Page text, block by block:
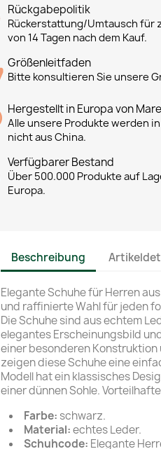
Rückgabepolitik
Rückerstattung/Umtausch für
von 14 Tagen nach dem Kauf.
Größenleitfaden
Bitte konsultieren Sie unsere
Hergestellt in Europa von
Alle unsere Produkte werden
nicht aus China.
Verfügbarer Bestand
Über 500.000 Produkte auf
Europa.
Beschreibung
Elegante Schuhe für Herren
und raffinierte Wahl für jeden
Die Schuhe sind aus echtem
elegantes Erscheinungsbild
einer besonderen
zeigen diese Schuhe eine
Modell hat ein klassisches
einer dünnen Sohle.
Farbe: schwarz.
Material:echtes Leder.
Schuhcode: Elegante